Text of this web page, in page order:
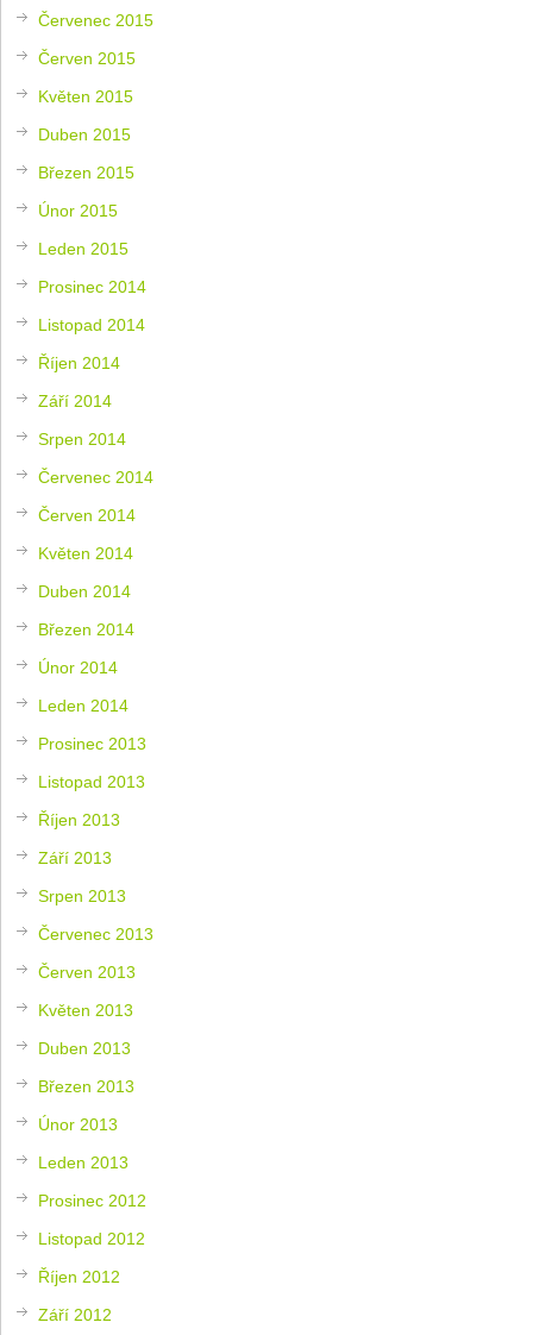
Červenec 2015
Červen 2015
Květen 2015
Duben 2015
Březen 2015
Únor 2015
Leden 2015
Prosinec 2014
Listopad 2014
Říjen 2014
Září 2014
Srpen 2014
Červenec 2014
Červen 2014
Květen 2014
Duben 2014
Březen 2014
Únor 2014
Leden 2014
Prosinec 2013
Listopad 2013
Říjen 2013
Září 2013
Srpen 2013
Červenec 2013
Červen 2013
Květen 2013
Duben 2013
Březen 2013
Únor 2013
Leden 2013
Prosinec 2012
Listopad 2012
Říjen 2012
Září 2012